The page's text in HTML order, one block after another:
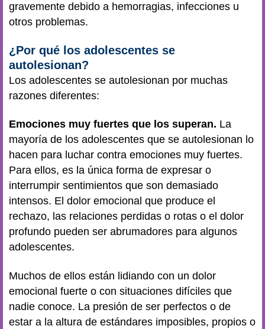
gravemente debido a hemorragias, infecciones u
otros problemas.
¿Por qué los adolescentes se
autolesionan?
Los adolescentes se autolesionan por muchas
razones diferentes:
Emociones muy fuertes que los superan. La
mayoría de los adolescentes que se autolesionan lo
hacen para luchar contra emociones muy fuertes.
Para ellos, es la única forma de expresar o
interrumpir sentimientos que son demasiado
intensos. El dolor emocional que produce el
rechazo, las relaciones perdidas o rotas o el dolor
profundo pueden ser abrumadores para algunos
adolescentes.
Muchos de ellos están lidiando con un dolor
emocional fuerte o con situaciones difíciles que
nadie conoce. La presión de ser perfectos o de
estar a la altura de estándares imposibles, propios o